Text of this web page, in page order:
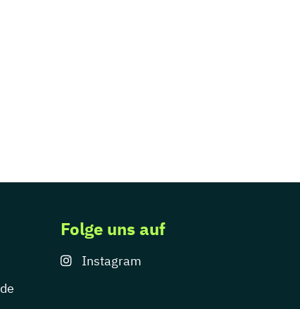
Folge uns auf
Instagram